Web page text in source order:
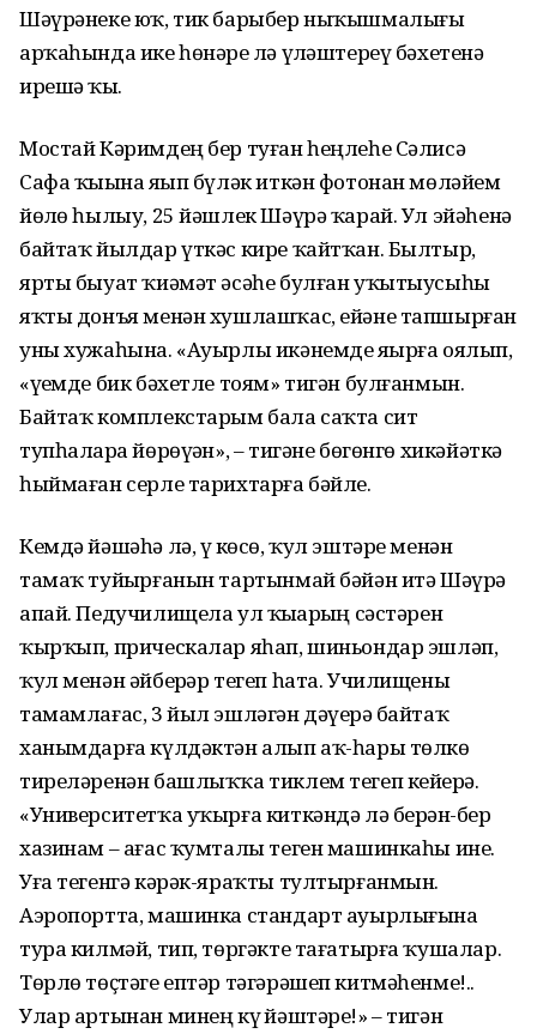
Шәүрәнеке юҡ, тик барыбер ныҡышмалығы
арҡаһында ике һөнәрҙе лә үҙләштереү бәхетенә
ирешә ҡыҙ.
Мостай Кәримдең бер туған һеңлеһе Сәлисә
Сафа ҡыҙына яҙып бүләк иткән фотонан мөләйем
йөҙлө һылыу, 25 йәшлек Шәүрә ҡарай. Ул эйәһенә
байтаҡ йылдар үткәс кире ҡайтҡан. Былтыр,
ярты быуат ҡиәмәт әсәһе булған уҡытыусыһы
яҡты донъя менән хушлашҡас, ейәне тапшырған
уны хужаһына. «Ауырлы икәнемде яҙырға оялып,
«үҙемде бик бәхетле тоям» тигән булғанмын.
Байтаҡ комплекстарым бала саҡта сит
тупһаларҙа йөрөүҙән», – тигәне бөгөнгө хикә­йәткә
һыймаған серле тарихтарға бәйле.
Кемдә йәшәһә лә, үҙ көсө, ҡул эштәре менән
тамаҡ туйҙырғанын тартынмай бәйән итә Шәүрә
апай. Педучилищела ул ҡыҙҙарҙың сәстәрен
ҡырҡып, прическалар яһап, шиньондар эшләп,
ҡул менән әйберҙәр тегеп һата. Училищены
тамамлағас, 3 йыл эшләгән дәүерҙә байтаҡ
ханымдарға күлдәктән алып аҡ-һары төлкө
тиреләренән башлыҡҡа тиклем тегеп кейҙерә.
«Университетҡа уҡырға киткәндә лә берҙән-бер
хазинам – ағас ҡумталы теген машинкаһы ине.
Уға тегенгә кәрәк-яраҡты тултырғанмын.
Аэропортта, машинка стандарт ауырлығына
тура килмәй, тип, төргәкте тағатырға ҡушалар.
Төрлө төҫтәге ептәр тәгәрәшеп китмәһенме!..
Улар артынан минең күҙ йәштәре!» – тигән